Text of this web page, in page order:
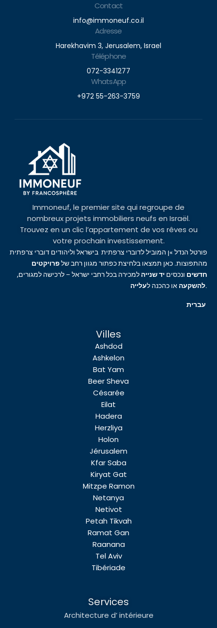
Contact
info@immoneuf.co.il
Adresse
Harekhavim 3, Jerusalem, Israel
Téléphone
072-3341277
WhatsApp
+972 55-263-3759
Immoneuf, le premier site qui regroupe de
nombreux projets immobiliers neufs en Israël.
Trouvez en un clic l’appartement de vos rêves ou
votre prochain investissement.
פורטל הנדל »ן המוביל לדוברי צרפתית בישראל וליהודים דוברי צרפתית
מהתפוצות. כאן תמצאו בלחיצת כפתור מגוון רחב שלפרויקטים
חדשים ונכסים יד שנייה למכירה בכל רחבי ישראל – לרכישה למגורים,
להשקעה או כהכנה לעלייה .
Villes
Ashdod
Ashkelon
Bat Yam
Beer Sheva
Césarée
Eilat
Hadera
Herzliya
Holon
Jérusalem
Kfar Saba
Kiryat Gat
Mitzpe Ramon
Netanya
Netivot
Petah Tikvah
Ramat Gan
Raanana
Tel Aviv
Tibériade
Services
Architecture d’ intérieure